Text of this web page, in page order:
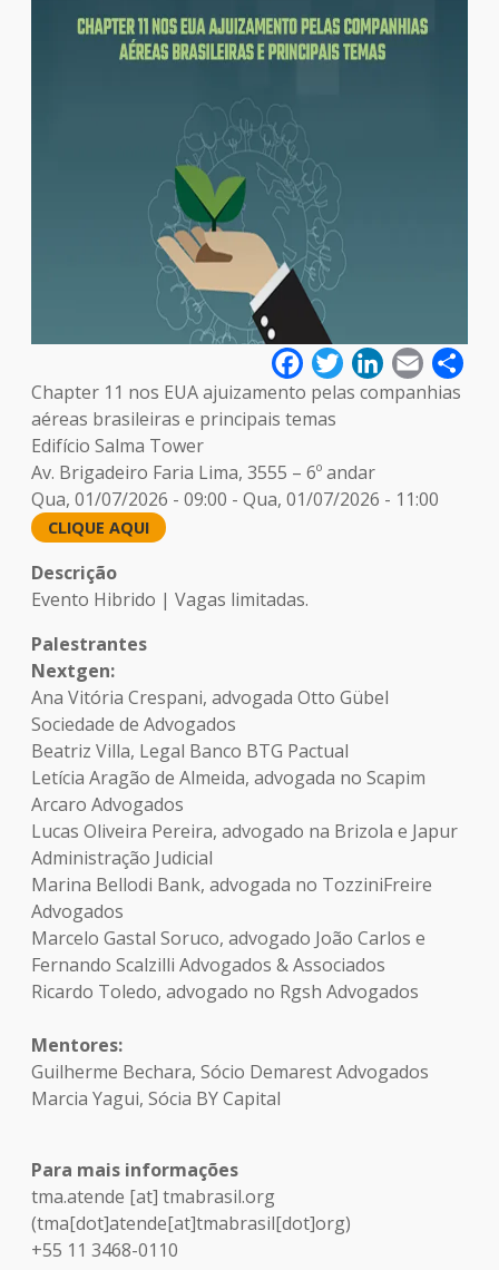
Facebook
TwitterLinkedIn
Email
Chapter 11 nos EUA ajuizamento pelas companhias
aéreas brasileiras e principais temas
Edifício Salma Tower
Av. Brigadeiro Faria Lima, 3555 – 6º andar
Qua, 01/07/2026 - 09:00 - Qua, 01/07/2026 - 11:00
CLIQUE AQUI
Descrição
Evento Hibrido | Vagas limitadas.
Palestrantes
Nextgen:
Ana Vitória Crespani, advogada Otto Gübel
Sociedade de Advogados
Beatriz Villa, Legal Banco BTG Pactual
Letícia Aragão de Almeida, advogada no Scapim
Arcaro Advogados
Lucas Oliveira Pereira, advogado na Brizola e Japur
Administração Judicial
Marina Bellodi Bank, advogada no TozziniFreire
Advogados
Marcelo Gastal Soruco, advogado João Carlos e
Fernando Scalzilli Advogados & Associados
Ricardo Toledo, advogado no Rgsh Advogados
Mentores:
Guilherme Bechara, Sócio Demarest Advogados
Marcia Yagui, Sócia BY Capital
Para mais informações
tma.atende [at] tmabrasil.org
(tma[dot]atende[at]tmabrasil[dot]org)
+55 11 3468-0110